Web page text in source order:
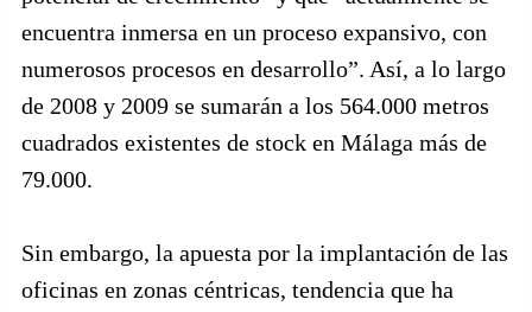
encuentra inmersa en un proceso expansivo, con
numerosos procesos en desarrollo”. Así, a lo largo
de 2008 y 2009 se sumarán a los 564.000 metros
cuadrados existentes de stock en Málaga más de
79.000.
Sin embargo, la apuesta por la implantación de las
oficinas en zonas céntricas, tendencia que ha